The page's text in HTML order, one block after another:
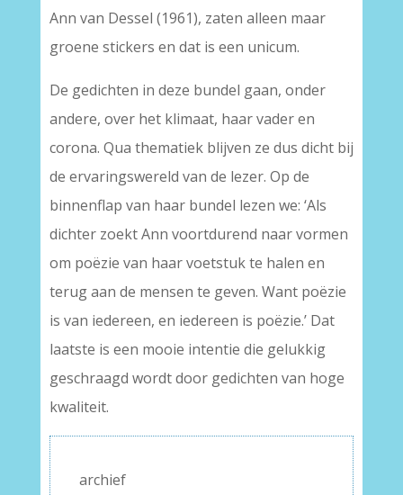
Ann van Dessel (1961), zaten alleen maar
groene stickers en dat is een unicum.
De gedichten in deze bundel gaan, onder
andere, over het klimaat, haar vader en
corona. Qua thematiek blijven ze dus dicht bij
de ervaringswereld van de lezer. Op de
binnenflap van haar bundel lezen we: ‘Als
dichter zoekt Ann voortdurend naar vormen
om poëzie van haar voetstuk te halen en
terug aan de mensen te geven. Want poëzie
is van iedereen, en iedereen is poëzie.’ Dat
laatste is een mooie intentie die gelukkig
geschraagd wordt door gedichten van hoge
kwaliteit.
archief